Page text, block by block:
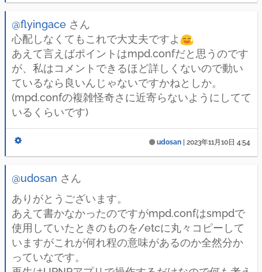
@flyingace さん
心配しなくてもこれで大丈夫ですよ
あえて言えばポイントはmpd.confだと思うのです
が、私はコメントできるほど詳しくないので動い
ているなら良いんじゃないですかねとしか。
(mpd.confの複雑怪奇さに近寄らないようにしてて
いるくらいです)
udosan 2023年11月10日 4:54
@udosan さん
ありがとうございます。
あえて書かなかったのですがmpd.confはsmpdで
使用していたときのものを/etcに丸々コピーして
いますがこれが何れ程の意味があるのか全然分か
っていなです。